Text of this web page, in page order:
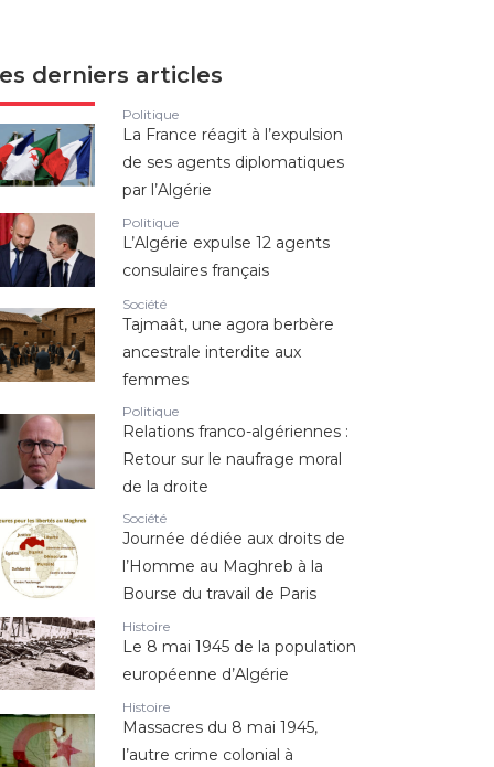
derniers articles
Politique
La France réagit à l’expulsion
de ses agents diplomatiques
par l’Algérie
Politique
L’Algérie expulse 12 agents
consulaires français
Société
Tajmaât, une agora berbère
ancestrale interdite aux
femmes
Politique
Relations franco-algériennes :
Retour sur le naufrage moral
de la droite
Société
Journée dédiée aux droits de
l’Homme au Maghreb à la
Bourse du travail de Paris
Histoire
Le 8 mai 1945 de la population
européenne d’Algérie
Histoire
Massacres du 8 mai 1945,
l’autre crime colonial à